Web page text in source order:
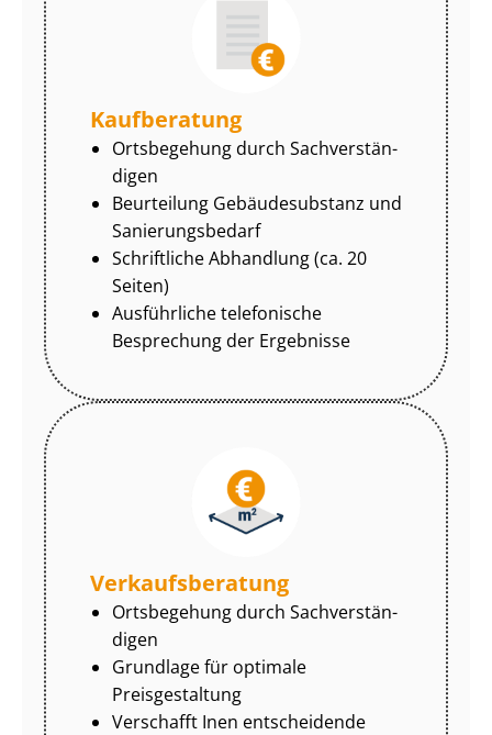
Kaufberatung
Ortsbegehung durch Sach­ver­stän­
di­gen
Beurteilung Gebäudesubstanz und
Sa­nie­rungs­be­darf
Schriftliche Abhandlung (ca. 20
Seiten)
Ausführliche telefonische
Besprechung der Ergebnisse
Ver­kaufs­be­ra­tung
Ortsbegehung durch Sach­ver­stän­
di­gen
Grundlage für optimale
Preisgestaltung
Verschafft Inen entscheidende